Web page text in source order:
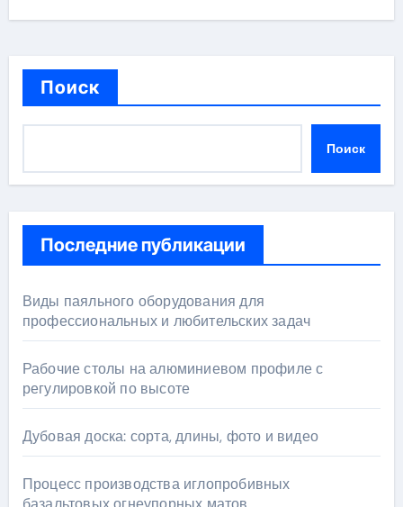
Поиск
Поиск
Последние публикации
Виды паяльного оборудования для
профессиональных и любительских задач
Рабочие столы на алюминиевом профиле с
регулировкой по высоте
Дубовая доска: сорта, длины, фото и видео
Процесс производства иглопробивных